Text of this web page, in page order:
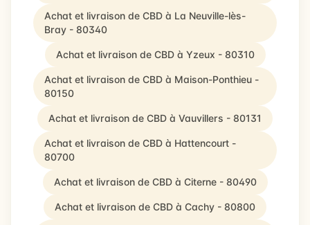
Achat et livraison de CBD à La Neuville-lès-
Bray - 80340
Achat et livraison de CBD à Yzeux - 80310
Achat et livraison de CBD à Maison-Ponthieu -
80150
Achat et livraison de CBD à Vauvillers - 80131
Achat et livraison de CBD à Hattencourt -
80700
Achat et livraison de CBD à Citerne - 80490
Achat et livraison de CBD à Cachy - 80800